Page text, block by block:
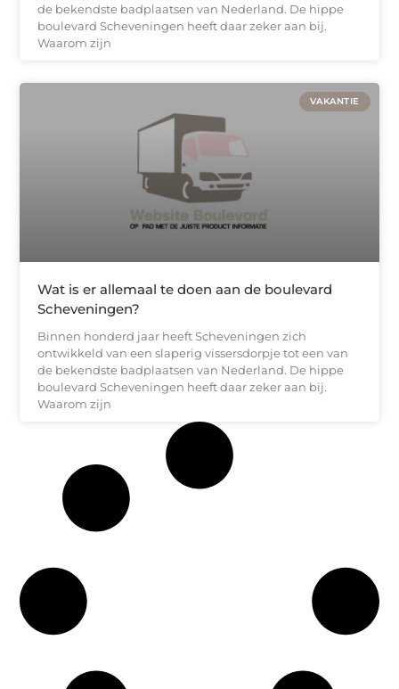
de bekendste badplaatsen van Nederland. De hippe
boulevard Scheveningen heeft daar zeker aan bij.
Waarom zijn
VAKANTIE
Wat is er allemaal te doen aan de boulevard
Scheveningen?
Binnen honderd jaar heeft Scheveningen zich
ontwikkeld van een slaperig vissersdorpje tot een van
de bekendste badplaatsen van Nederland. De hippe
boulevard Scheveningen heeft daar zeker aan bij.
Waarom zijn